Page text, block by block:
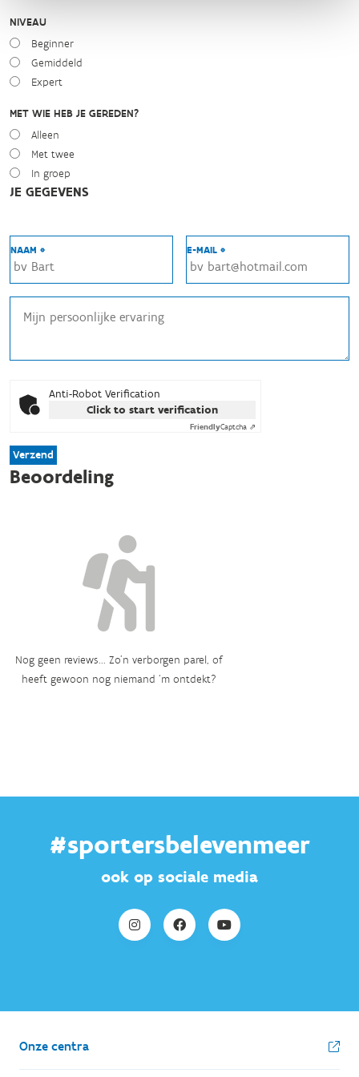
NIVEAU
Beginner
Gemiddeld
Expert
MET WIE HEB JE GEREDEN?
Alleen
Met twee
In groep
JE GEGEVENS
NAAM * E-MAIL *
Anti-Robot Verification
Click to start verification
FriendlyCaptcha ⇗
Verzend
Beoordeling
Nog geen reviews... Zo’n verborgen parel, of
heeft gewoon nog niemand ‘m ontdekt?
#sportersbelevenmeer
ook op sociale media
Onze centra